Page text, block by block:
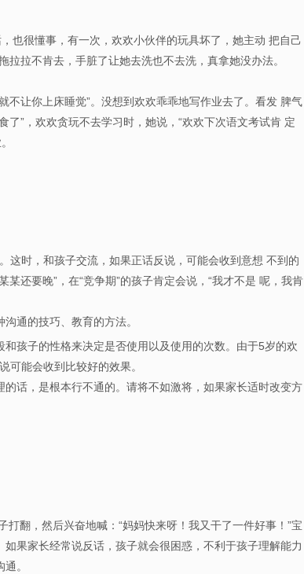
很懂事，有一次，欢欢小伙伴的玩具坏了，她主动 把自己
拉不肯去，手脏了让她去洗也不去洗，真拿她没办法。
让你上床睡觉”。没想到欢欢乖乖地写作业去了。看发 脾气
”，欢欢贪玩不去学习时，她说，“欢欢下次语文考试肯 定
这时，和孩子交流，如果正话反说，可能会收到意想 不到的
还要晚”，在“竞争期”的孩子肯定会说，“我才不是 呢，我肯
沟通的技巧、教育的方法。
孩子的性格来决定是否使用以及使用的次数。由于5岁的欢
说可能会收到比较好的效果。
话，是根本行不通的。请将不如激将，如果家长适时改变方
翻，然后兴奋地喊：“妈妈快来呀！我又干了一件好事！”宝
果家长经常说反话，孩子就会很困惑，不利于孩子理解能力
沟通。